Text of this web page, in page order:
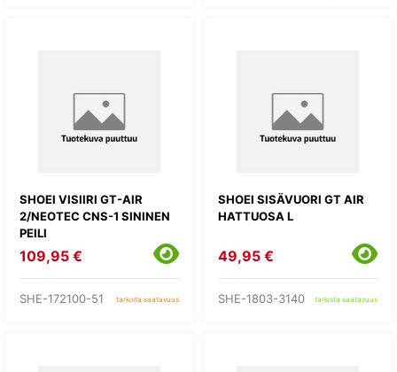
SHOEI VISIIRI GT-AIR
2/NEOTEC CNS-1 SININEN
PEILI
109,95 €
SHE-172100-51 tarkista saatavuus
SHOEI SISÄVUORI GT AIR
HATTUOSA L
49,95 €
SHE-1803-3140 tarkista saatavuus